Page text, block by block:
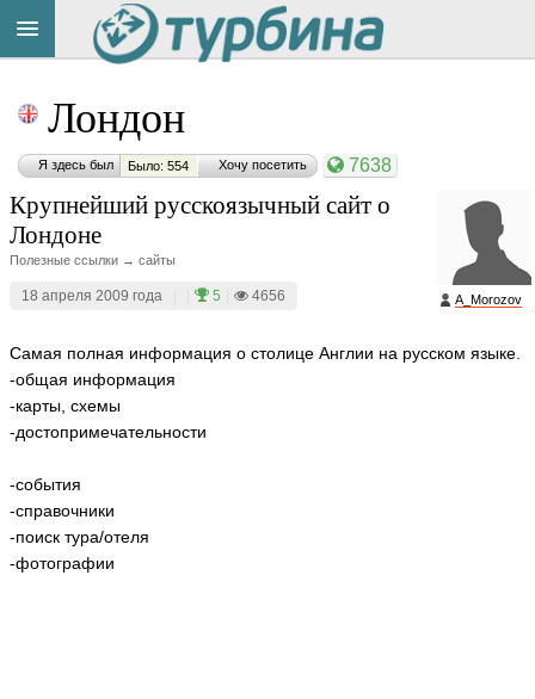
Лондон
Я здесь был Было: 554 Хочу посетить 7638
A_Morozov
Крупнейший русскоязычный сайт о
Лондоне
Полезные ссылки → сайты
18 апреля 2009 года 5 4656
Самая полная информация о столице Англии на русском языке.
-общая информация
-карты, схемы
-достопримечательности
-события
-справочники
-поиск тура/отеля
-фотографии
на
сайте:
Button